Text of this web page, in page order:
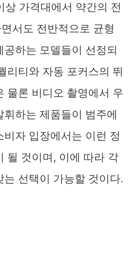
가격대에서 약간의 전
서도 전반적으로 균형
공하는 모델들이 선정되
리티와 자동 포커스의 뛰
물론 비디오 촬영에서 우
휘하는 제품들이 범주에
비자 입장에서는 이런 정
될 것이며, 이에 따라 각
는 선택이 가능할 것이다.